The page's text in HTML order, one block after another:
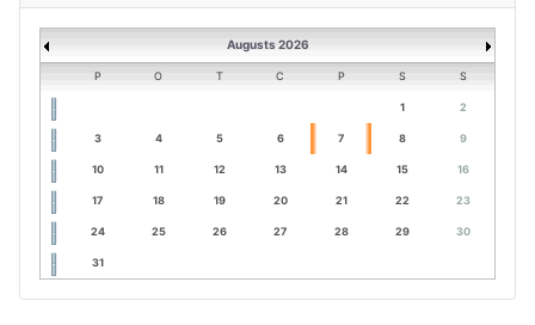
Augusts 2026
P O T C P S S
1 2
3 4 5 6 7 8 9
10 11 12 13 14 15 16
17 18 19 20 21 22 23
24 25 26 27 28 29 30
31